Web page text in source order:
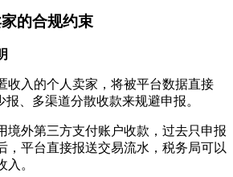
的合规约束
收入的个人卖家，将被平台数据直接
报、多渠道分散收款来规避申报。
境外第三方支付账户收款，过去只申报
，平台直接报送交易流水，税务局可以
入。